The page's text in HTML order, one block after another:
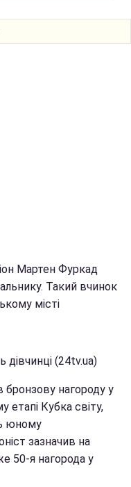
Мартен Фуркад
Такий вчинок
місті
(24tv.ua)
бронзову нагороду у
етапі Кубка світу,
юному
зазначив на
50-я нагорода у